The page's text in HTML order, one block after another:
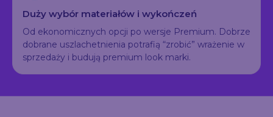
Duży wybór materiałów i wykończeń
Od ekonomicznych opcji po wersje Premium. Dobrze
dobrane uszlachetnienia potrafią “zrobić” wrażenie w
sprzedaży i budują premium look marki.